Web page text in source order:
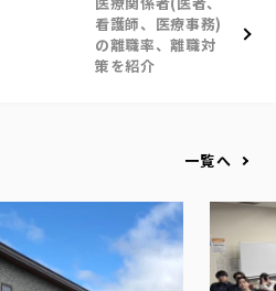
看護師、医療事務)
の離職率、離職対
策を紹介
一覧へ